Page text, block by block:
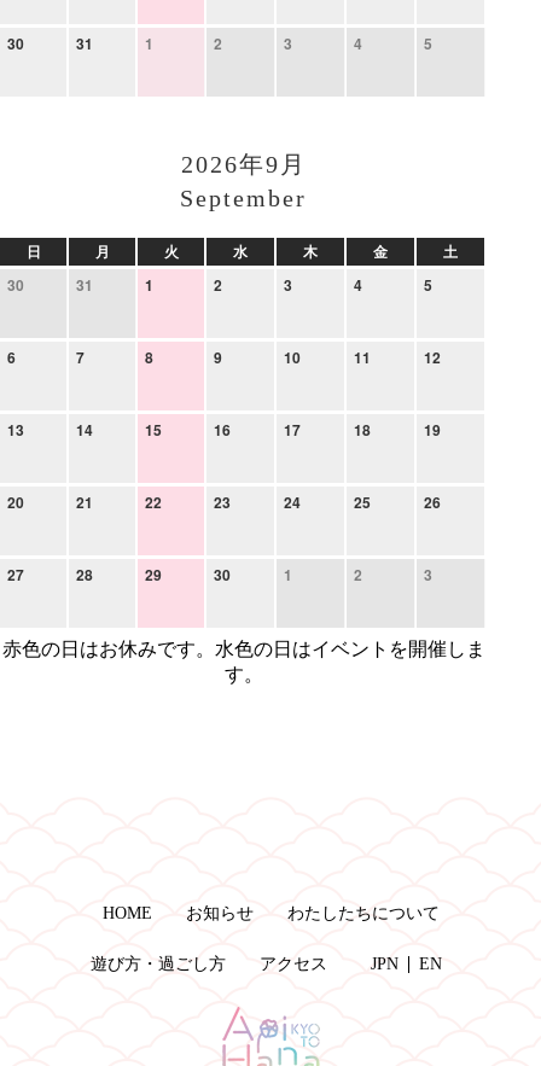
30 31 1 2 3 4 5
2026年9月
September
日 月 火 水 木 金
土
30
31 1 2 3 4 5
6 7 8 9 10 11 12
13 14 15 16 17 18 19
20 21 22 23 24 25 26
27 28 29 30 1 2 3
赤色の日はお休みです。水色の日はイベントを開催しま
す。
HOME お知らせ わたしたちについて
遊び方・過ごし方 アクセス JPN EN